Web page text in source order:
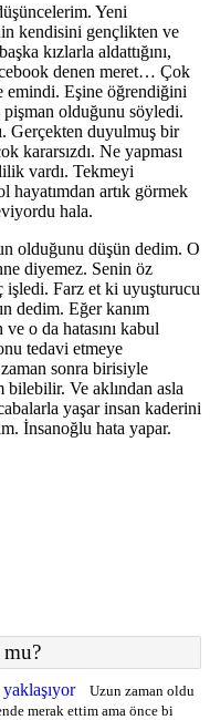
Yeni
kendisini gençlikten ve
kızlarla aldattığını,
denen meret… Çok
emindi. Eşine öğrendiğini
pişman olduğunu söyledi.
Gerçekten duyulmuş bir
kararsızdı. Ne yapması
vardı. Tekmeyi
hayatımdan artık görmek
hala.
olduğunu düşün dedim. O
diyemez. Senin öz
işledi. Farz et ki uyuşturucu
dedim. Eğer kanım
o da hatasını kabul
tedavi etmeye
zaman sonra birisiyle
bilebilir. Ve aklından asla
yaşar insan kaderini
İnsanoğlu hata yapar.
mu?
Uzun zaman oldu
merak ettim ama önce bi